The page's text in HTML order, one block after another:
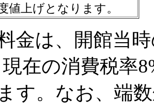
値上げとなります。
金は、開館当
在の消費税率
す。なお、端